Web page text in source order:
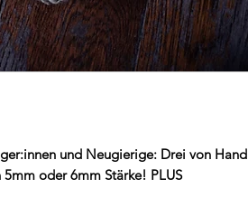
und Neugierige: Drei von Hand
oder 6mm Stärke! PLUS